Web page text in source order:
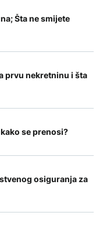
Šta ne smijete
prvu nekretninu i šta
se prenosi?
osiguranja za